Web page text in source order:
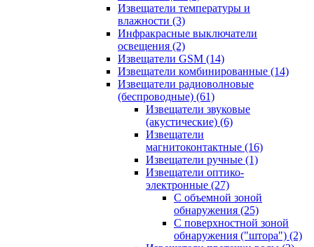
Извещатели температуры и
влажности (3)
Инфракрасные выключатели
освещения (2)
Извещатели GSM (14)
Извещатели комбинированные (14)
Извещатели радиоволновые
(беспроводные) (61)
Извещатели звуковые
(акустические) (6)
Извещатели
магнитоконтактные (16)
Извещатели ручные (1)
Извещатели оптико-
электронные (27)
С объемной зоной
обнаружения (25)
С поверхностной зоной
обнаружения ("штора") (2)